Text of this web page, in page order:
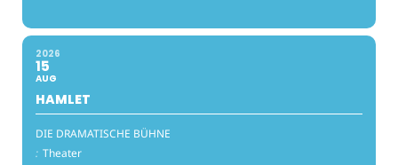
2026
15
AUG
HAMLET
DIE DRAMATISCHE BÜHNE
: Theater